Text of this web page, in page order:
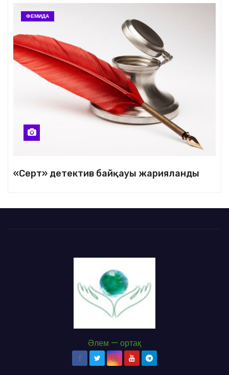
ФЕМИДА
«Серт» детектив байқауы жарияланды
Әлем — ортақ